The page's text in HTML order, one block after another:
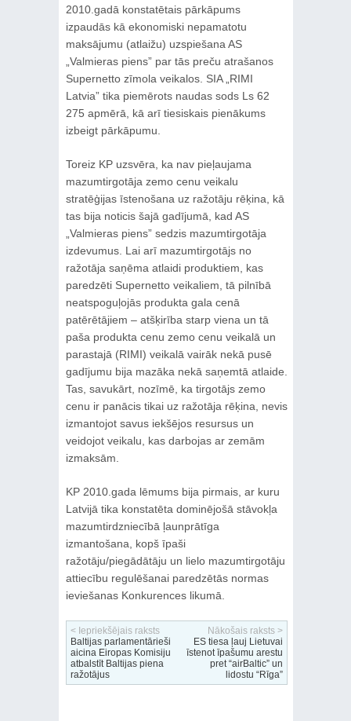
2010.gadā konstatētais pārkāpums
izpaudās kā ekonomiski nepamatotu
maksājumu (atlaižu) uzspiešana AS
„Valmieras piens” par tās preču atrašanos
Supernetto zīmola veikalos. SIA „RIMI
Latvia” tika piemērots naudas sods Ls 62
275 apmērā, kā arī tiesiskais pienākums
izbeigt pārkāpumu.
Toreiz KP uzsvēra, ka nav pieļaujama
mazumtirgotāja zemo cenu veikalu
stratēģijas īstenošana uz ražotāju rēķina, kā
tas bija noticis šajā gadījumā, kad AS
„Valmieras piens” sedzis mazumtirgotāja
izdevumus. Lai arī mazumtirgotājs no
ražotāja saņēma atlaidi produktiem, kas
paredzēti Supernetto veikaliem, tā pilnībā
neatspoguļojās produkta gala cenā
patērētājiem – atšķirība starp viena un tā
paša produkta cenu zemo cenu veikalā un
parastajā (RIMI) veikalā vairāk nekā pusē
gadījumu bija mazāka nekā saņemtā atlaide.
Tas, savukārt, nozīmē, ka tirgotājs zemo
cenu ir panācis tikai uz ražotāja rēķina, nevis
izmantojot savus iekšējos resursus un
veidojot veikalu, kas darbojas ar zemām
izmaksām.
KP 2010.gada lēmums bija pirmais, ar kuru
Latvijā tika konstatēta dominējošā stāvokļa
mazumtirdzniecībā ļaunprātīga
izmantošana, kopš īpaši
ražotāju/piegādātāju un lielo mazumtirgotāju
attiecību regulēšanai paredzētās normas
ieviešanas Konkurences likumā.
< Iepriekšējais raksts
Baltijas parlamentārieši
aicina Eiropas Komisiju
atbalstīt Baltijas piena
ražotājus
Nākošais raksts >
ES tiesa ļauj Lietuvai
īstenot īpašumu arestu
pret “airBaltic” un
lidostu “Rīga”